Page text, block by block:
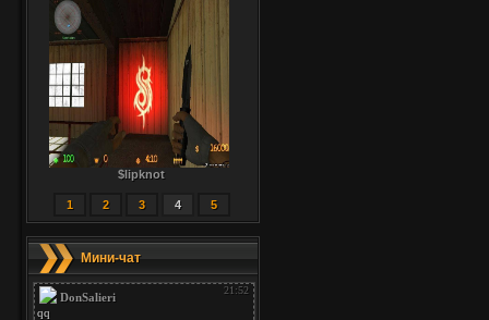
$lipknot
1 2 3 4 5
Мини-чат